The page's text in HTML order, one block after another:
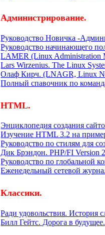
Администрирование.
Руководство Новичка -
Руководство начинающего
LAMER (Linux Administration
Lars Wirzenius. The Linux
Олаф Кирч. (LNAGR, Linux
Полный спавочник по
HTML.
Энциклопедия создания
Изучение HTML 3.2 на
Руководство по стилям для
Дик Брэндон. PHP/FI Version
Руководство по глобальной
Еженедельный сетевой
Классики.
Ради удовольствия. История
Билл Гейтс. Дорога в будущее.